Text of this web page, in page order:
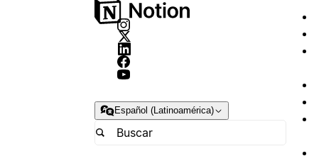
Español (Latinoamérica)